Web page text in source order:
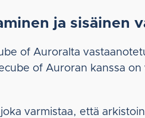
ja sisäinen
of Auroralta
of Auroran kanssa
varmistaa, että